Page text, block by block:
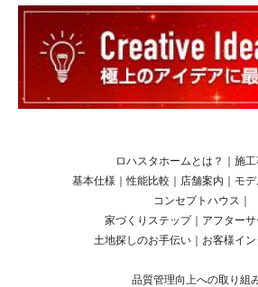
ロハスタホームとは？ 施工
基本仕様 ｜性能比較 店舗案内 モ
コンセプトハウス
家づくりステップ
アフター
土地探しのお手伝い
お客様イ
品質管理向上への取り組